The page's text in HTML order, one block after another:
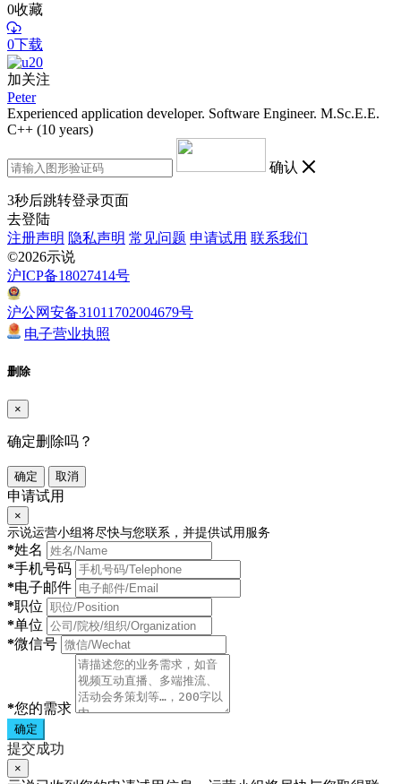
0收藏
0下载
加关注
Peter
Experienced application developer. Software Engineer. M.Sc.E.E.
C++ (10 years)
确认
3秒后跳转登录页面
去登陆
注册声明 隐私声明 常见问题 申请试用 联系我们
©2026示说
沪ICP备18027414号
沪公网安备31011702004679号
电子营业执照
删除
×
确定删除吗？
确定 取消
申请试用
×
示说运营小组将尽快与您联系，并提供试用服务
*姓名
*手机号码
*电子邮件
*职位
*单位
*微信号
*您的需求
确定
提交成功
×